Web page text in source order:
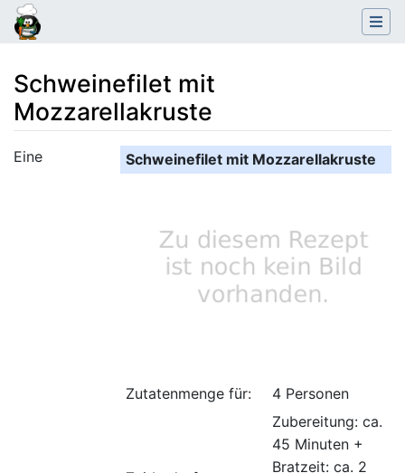
Schweinefilet mit
Mozzarellakruste
Wechseln zu: Navigation,Suche
Schweinefilet mit Mozzarellakruste
Zutatenmenge für: 4 Personen
Zubereitung: ca.
45 Minuten +
Bratzeit: ca. 2
Eine